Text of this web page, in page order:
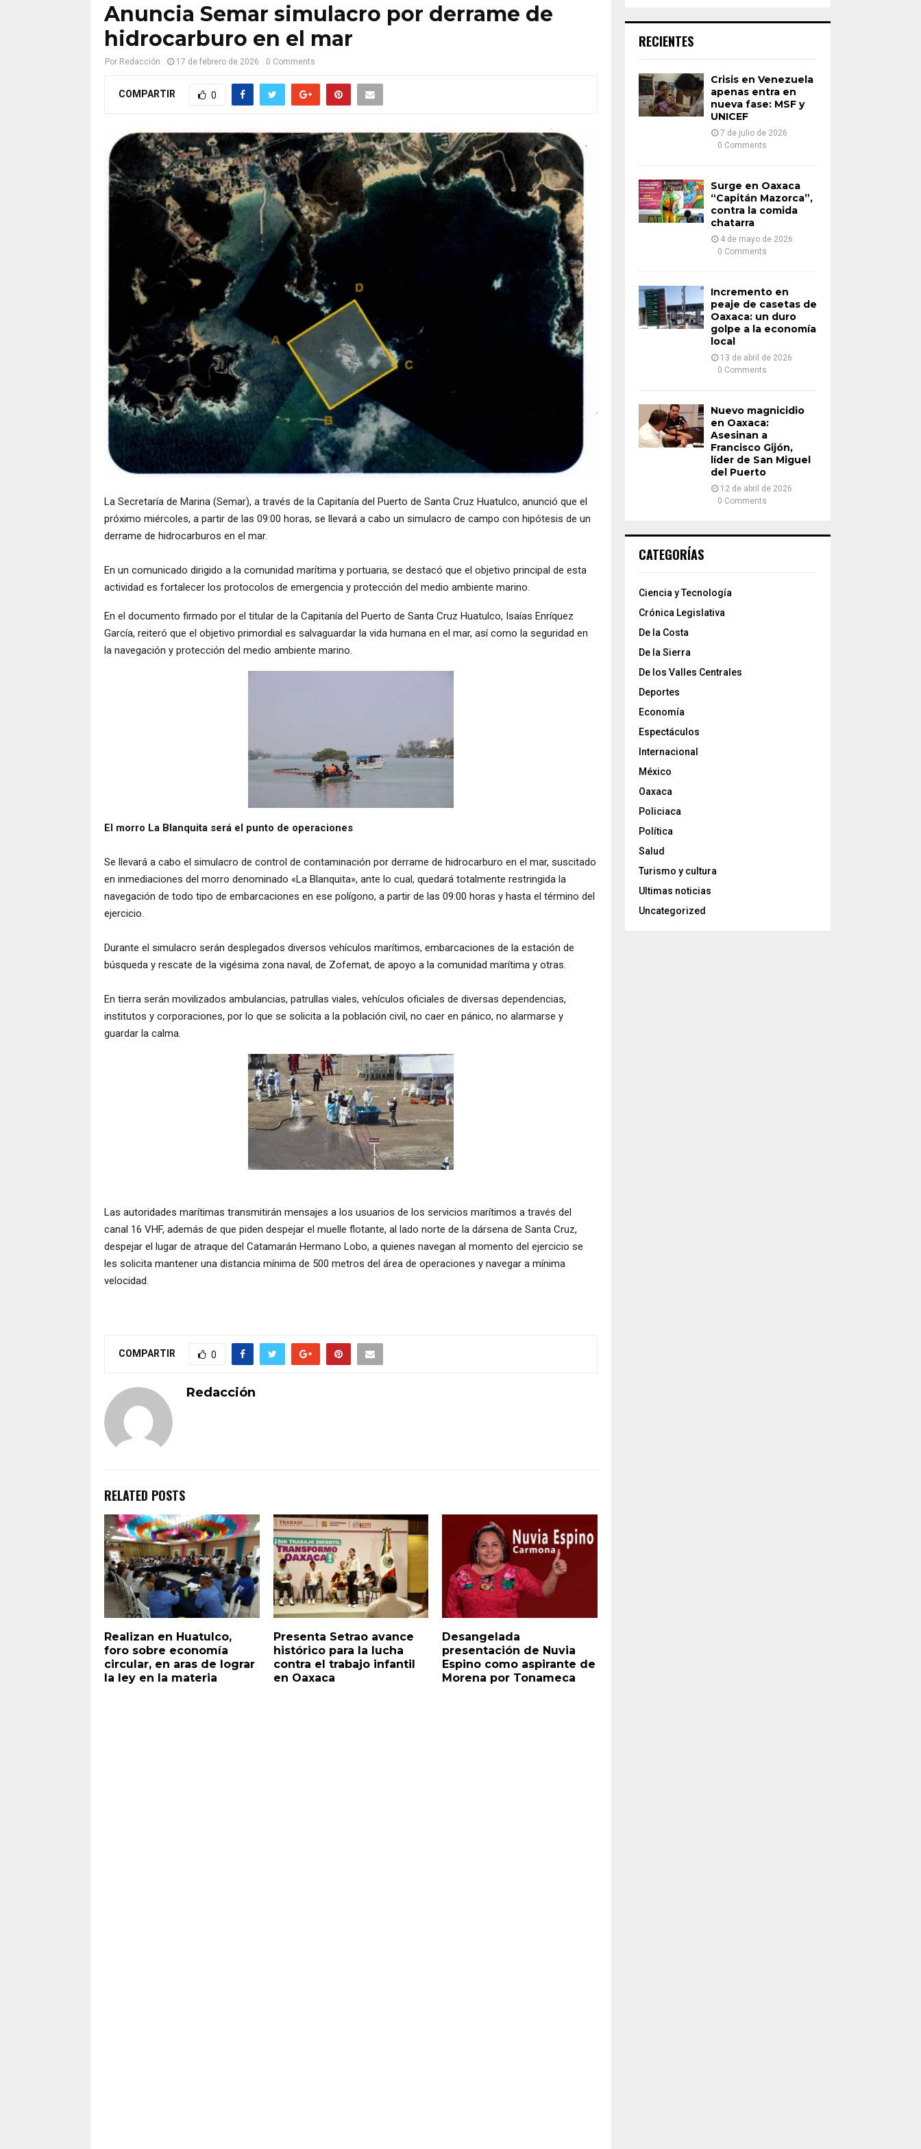
Anuncia Semar simulacro por derrame de
hidrocarburo en el mar
Por Redacción 17 de febrero de 2026 0 Comments
COMPARTIR 0
La Secretaría de Marina (Semar), a través de la Capitanía del Puerto de Santa Cruz Huatulco, anunció que el
próximo miércoles, a partir de las 09:00 horas, se llevará a cabo un simulacro de campo con hipótesis de un
derrame de hidrocarburos en el mar.
En un comunicado dirigido a la comunidad marítima y portuaria, se destacó que el objetivo principal de esta
actividad es fortalecer los protocolos de emergencia y protección del medio ambiente marino.
En el documento firmado por el titular de la Capitanía del Puerto de Santa Cruz Huatulco, Isaías Enríquez
García, reiteró que el objetivo primordial es salvaguardar la vida humana en el mar, así como la seguridad en
la navegación y protección del medio ambiente marino.
El morro La Blanquita será el punto de operaciones
Se llevará a cabo el simulacro de control de contaminación por derrame de hidrocarburo en el mar, suscitado
en inmediaciones del morro denominado «La Blanquita», ante lo cual, quedará totalmente restringida la
navegación de todo tipo de embarcaciones en ese polígono, a partir de las 09:00 horas y hasta el término del
ejercicio.
Durante el simulacro serán desplegados diversos vehículos marítimos, embarcaciones de la estación de
búsqueda y rescate de la vigésima zona naval, de Zofemat, de apoyo a la comunidad marítima y otras.
En tierra serán movilizados ambulancias, patrullas viales, vehículos oficiales de diversas dependencias,
institutos y corporaciones, por lo que se solicita a la población civil, no caer en pánico, no alarmarse y
guardar la calma.
Las autoridades marítimas transmitirán mensajes a los usuarios de los servicios marítimos a través del
canal 16 VHF, además de que piden despejar el muelle flotante, al lado norte de la dársena de Santa Cruz,
despejar el lugar de atraque del Catamarán Hermano Lobo, a quienes navegan al momento del ejercicio se
les solicita mantener una distancia mínima de 500 metros del área de operaciones y navegar a mínima
velocidad.
COMPARTIR 0
Redacción
RELATED POSTS
Realizan en Huatulco,
foro sobre economía
circular, en aras de lograr
la ley en la materia
Presenta Setrao avance
histórico para la lucha
contra el trabajo infantil
en Oaxaca
Desangelada
presentación de Nuvia
Espino como aspirante de
Morena por Tonameca
h
o
:
RECIENTES
Crisis en Venezuela
apenas entra en
nueva fase: MSF y
UNICEF
7 de julio de 2026
0 Comments
Surge en Oaxaca
“Capitán Mazorca”,
contra la comida
chatarra
4 de mayo de 2026
0 Comments
Incremento en
peaje de casetas de
Oaxaca: un duro
golpe a la economía
local
13 de abril de 2026
0 Comments
Nuevo magnicidio
en Oaxaca:
Asesinan a
Francisco Gijón,
líder de San Miguel
del Puerto
12 de abril de 2026
0 Comments
CATEGORÍAS
Ciencia y Tecnología
Crónica Legislativa
De la Costa
De la Sierra
De los Valles Centrales
Deportes
Economía
Espectáculos
Internacional
México
Oaxaca
Policiaca
Política
Salud
Turismo y cultura
Ultimas noticias
Uncategorized